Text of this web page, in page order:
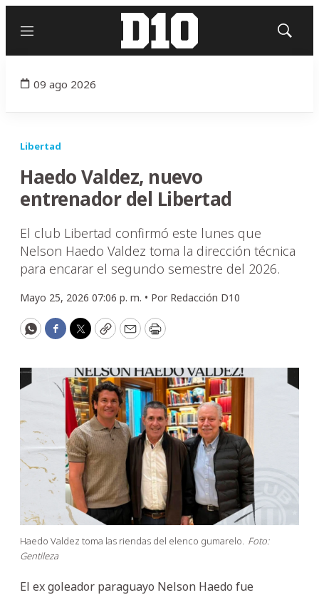
Menú
Mostrar
09 ago 2026
Libertad
Haedo Valdez, nuevo
entrenador del Libertad
El club Libertad confirmó este lunes que
Nelson Haedo Valdez toma la dirección técnica
para encarar el segundo semestre del 2026.
Mayo 25, 2026 07:06 p. m. • Por Redacción D10
WhatsApp
Facebook
Twitter
CopyEmailPrint
Haedo Valdez toma las riendas del elenco gumarelo. Foto:
Gentileza
El ex goleador paraguayo Nelson Haedo fue